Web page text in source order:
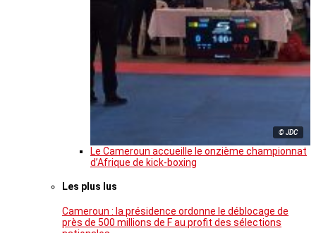
© JDC
Le Cameroun accueille le onzième championnat
d’Afrique de kick-boxing
Les plus lus
Cameroun : la présidence ordonne le déblocage de
près de 500 millions de F au profit des sélections